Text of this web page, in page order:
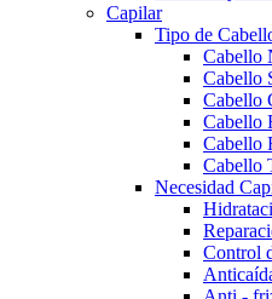
Capilar
Tipo de
Cabello
Cabello
Cabello
Cabello
Cabello
Cabello
Necesidad
Control